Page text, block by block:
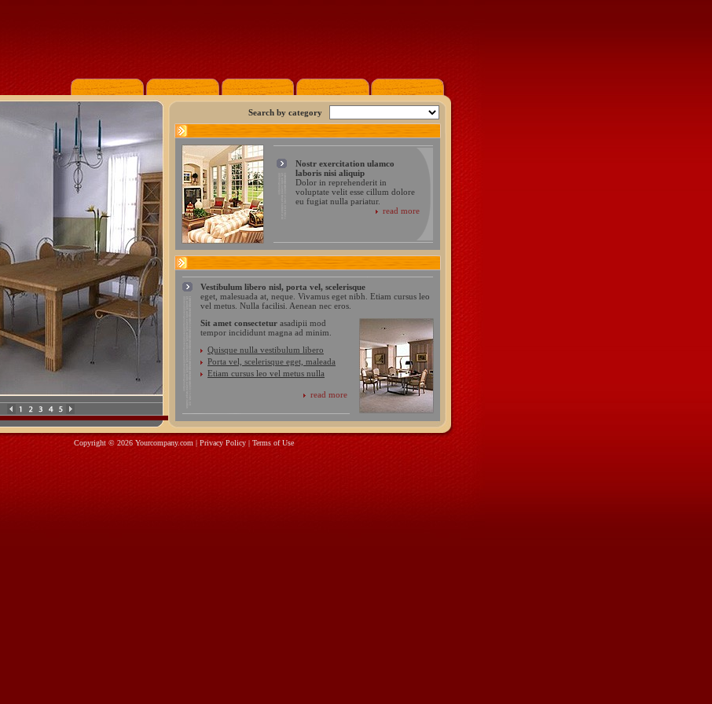
Search by category
Nostr exercitation ulamco
laboris nisi aliquip
Dolor in reprehenderit in
voluptate velit esse cillum dolore
eu fugiat nulla pariatur.
read more
Vestibulum libero nisl, porta vel, scelerisque
eget, malesuada at, neque. Vivamus eget nibh. Etiam cursus leo
vel metus. Nulla facilisi. Aenean nec eros.
Sit amet consectetur asadipii mod
tempor incididunt magna ad minim.
Quisque nulla vestibulum libero
Porta vel, scelerisque eget, maleada
Etiam cursus leo vel metus nulla
read more
Copyright © 2026 Yourcompany.com | Privacy Policy | Terms of Use